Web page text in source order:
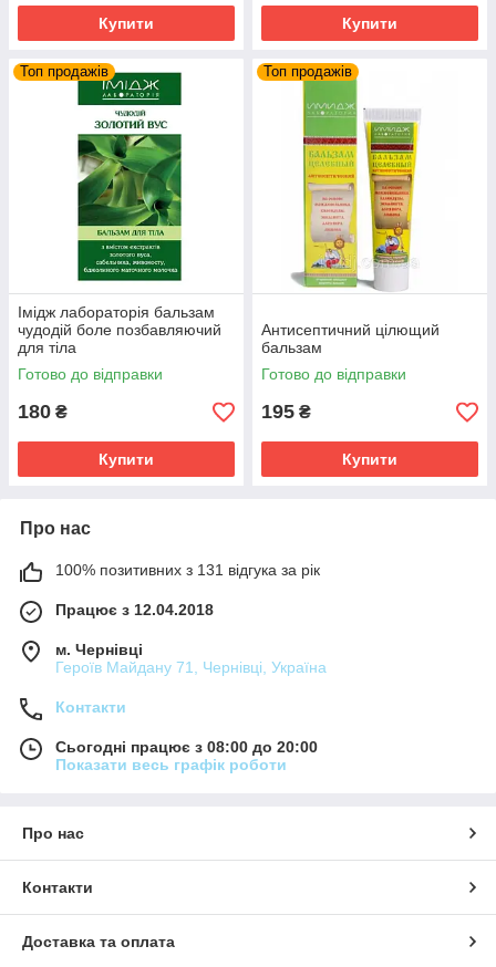
Купити Купити
Топ продажів
Імідж лабораторія бальзам
чудодій боле позбавляючий
для тіла
Готово до відправки
180 ₴
Купити
Топ продажів
Антисептичний цілющий
бальзам
Готово до відправки
195 ₴
Купити
Про нас
100% позитивних з 131 відгука за рік
Працює з 12.04.2018
м. Чернівці
Героїв Майдану 71, Чернівці, Україна
Контакти
Сьогодні працює з 08:00 до 20:00
Показати весь графік роботи
Про нас
Контакти
Доставка та оплата